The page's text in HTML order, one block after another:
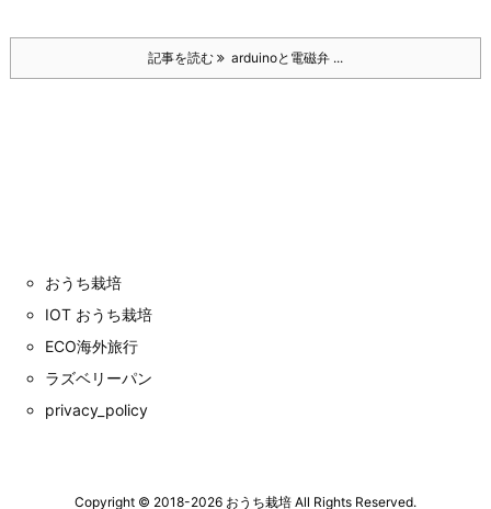
記事を読む arduinoと電磁弁 ...
おうち栽培
IOT おうち栽培
ECO海外旅行
ラズベリーパン
privacy_policy
Copyright © 2018-2026 おうち栽培 All Rights Reserved.